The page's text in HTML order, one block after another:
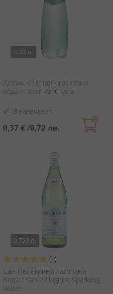
0.33 л.
Девин Кристал - газирана
вода / Devin Air Crystal
В наличност
0,37 € /0,72 лв.
0.750 л.
Оценка:
100%
(1)
Сан Пелегрино Газирана
Вода / San Pellegrino Sparkling
Water